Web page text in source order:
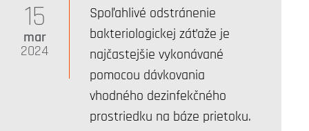
15
mar
2024
Spoľahlivé odstránenie
bakteriologickej záťaže je
najčastejšie vykonávané
pomocou dávkovania
vhodného dezinfekčného
prostriedku na báze prietoku.